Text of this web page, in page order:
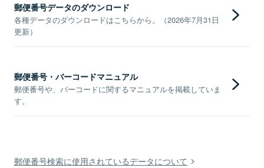
郵便番号データのダウンロード
各種データのダウンロードはこちらから。（2026年7月31日
更新）
郵便番号・バーコードマニュアル
郵便番号や、バーコードに関するマニュアルを掲載していま
す。
郵便番号検索に使用されているデータについて